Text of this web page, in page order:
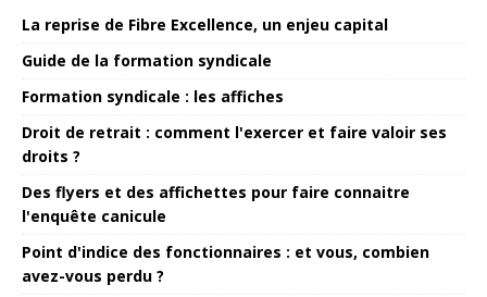
La reprise de Fibre Excellence, un enjeu capital
Guide de la formation syndicale
Formation syndicale : les affiches
Droit de retrait : comment l'exercer et faire valoir ses
droits ?
Des flyers et des affichettes pour faire connaitre
l'enquête canicule
Point d'indice des fonctionnaires : et vous, combien
avez-vous perdu ?